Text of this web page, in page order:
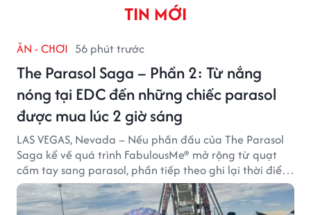
TIN MỚI
ĂN - CHƠI 56 phút trước
The Parasol Saga – Phần 2: Từ nắng
nóng tại EDC đến những chiếc parasol
được mua lúc 2 giờ sáng
LAS VEGAS, Nevada – Nếu phần đầu của The Parasol
Saga kể về quá trình FabulousMe® mở rộng từ quạt
cầm tay sang parasol, phần tiếp theo ghi lại thời điểm
sản phẩm được thị trường đón nhận và dần vượt khỏi
công năng che nắng thông thường.